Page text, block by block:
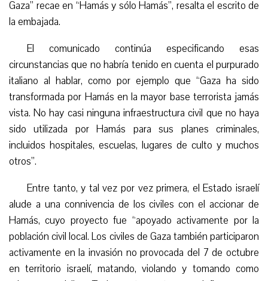
Gaza” recae en “Hamás y sólo Hamás”, resalta el escrito de
la embajada.
El comunicado continúa especificando esas
circunstancias que no habría tenido en cuenta el purpurado
italiano al hablar, como por ejemplo que “Gaza ha sido
transformada por Hamás en la mayor base terrorista jamás
vista. No hay casi ninguna infraestructura civil que no haya
sido utilizada por Hamás para sus planes criminales,
incluidos hospitales, escuelas, lugares de culto y muchos
otros”.
Entre tanto, y tal vez por vez primera, el Estado israelí
alude a una connivencia de los civiles con el accionar de
Hamás, cuyo proyecto fue “apoyado activamente por la
población civil local. Los civiles de Gaza también participaron
activamente en la invasión no provocada del 7 de octubre
en territorio israelí, matando, violando y tomando como